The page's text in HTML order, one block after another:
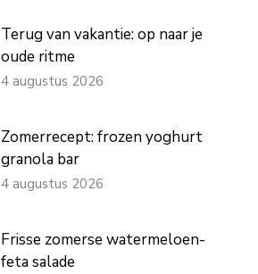
Terug van vakantie: op naar je
oude ritme
4 augustus 2026
Zomerrecept: frozen yoghurt
granola bar
4 augustus 2026
Frisse zomerse watermeloen-
feta salade